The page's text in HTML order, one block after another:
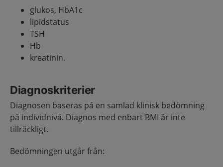
glukos, HbA1c
lipidstatus
TSH
Hb
kreatinin.
Diagnoskriterier
Diagnosen baseras på en samlad klinisk bedömning
på individnivå. Diagnos med enbart BMI är inte
tillräckligt.
Bedömningen utgår från: